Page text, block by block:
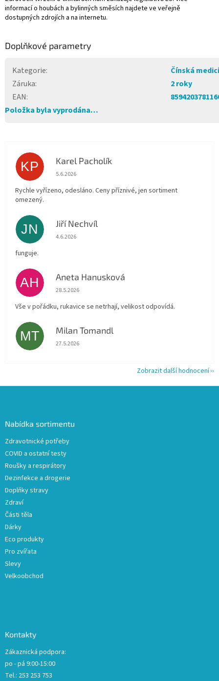
informací o houbách a bylinných směsích najdete ve veřejně
dostupných zdrojích a na internetu.
Doplňkové parametry
Kategorie:
Čínská
Záruka:
2 roky
EAN:
Položka byla vyprodána…
KP Karel Pacholík
Hodnocení obchodu je 4 z 5 hvězdiček.
5.6.2026
Rychle vyřízeno, odesláno. Ceny příznivé, jen sortiment
omezený.
JN Jiří Nechvíl
Hodnocení obchodu je 5 z 5 hvězdiček.
4.6.2026
funguje.
AH Aneta Hanusková
Hodnocení obchodu je 5 z 5 hvězdiček.
28.5.2026
Vše v pořádku, rukavice se netrhají, velikost odpovídá.
MT Milan Tomandl
Hodnocení obchodu je 5 z 5 hvězdiček.
27.5.2026
Zobrazit další hodnocení
Nabídka sortimentu
Zdravotnické potřeby
COVID a ostatní testy
Roušky a respirátory
Dezinfekce a drogerie
Doplňky stravy
Zdraví
Části těla
Dárky
Eco produkty
Pro zvířata
Slevy
Velkoobchod
Kontakty
Zákaznická podpora:
po - pá 9:00-15:00
Tel.: 253 253 753